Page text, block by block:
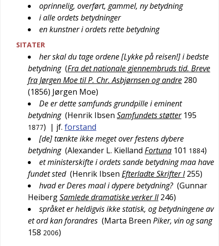
oprinnelig, overført, gammel, ny betydning
i alle ordets betydninger
en kunstner i ordets rette betydning
SITATER
her skal du tage ordene [Lykke på reisen!] i bedste
betydning (Fra det nationale gjennembruds tid. Breve
fra Jørgen Moe til P. Chr. Asbjørnsen og andre 280
(1856) Jørgen Moe)
De er dette samfunds grundpille i eminent
betydning (Henrik Ibsen Samfundets støtter 195
1877) | jf. forstand
[de] tænkte ikke meget over festens dybere
betydning (Alexander L. Kielland Fortuna 101 1884)
et ministerskifte i ordets sande betydning maa have
fundet sted (Henrik Ibsen Efterladte Skrifter I 255)
hvad er Deres maal i dypere betydning? (Gunnar
HeibergSamlede dramatiske verker II 246)
språket er heldigvis ikke statisk, og betydningene av
et ord kan forandres (Marta Breen Piker, vin og sang
158 2006)